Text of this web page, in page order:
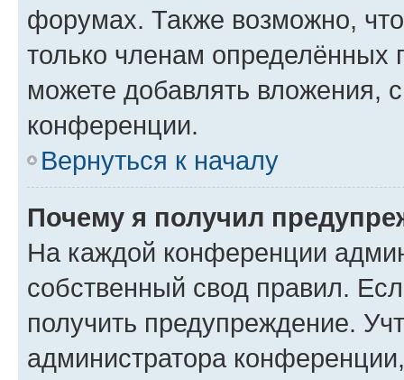
форумах. Также возможно,
только членам определённых
можете добавлять вложения,
конференции.
Вернуться к началу
Почему я получил
На каждой конференции
собственный свод правил.
получить предупреждение.
администратора